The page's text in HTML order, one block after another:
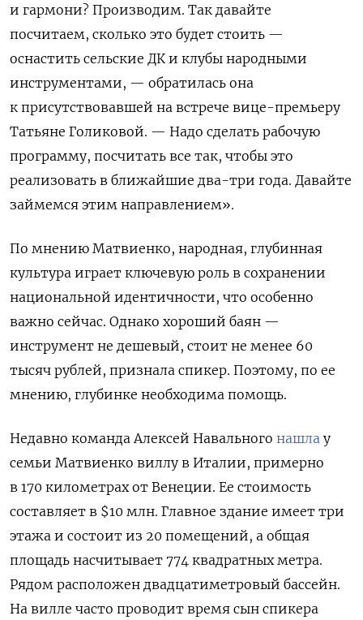
и гармони? Производим. Так давайте
посчитаем, сколько это будет стоить —
оснастить сельские ДК и клубы народными
инструментами, — обратилась она
к присутствовавшей на встрече вице-премьеру
Татьяне Голиковой. — Надо сделать рабочую
программу, посчитать все так, чтобы это
реализовать в ближайшие два-три года. Давайте
займемся этим направлением».
По мнению Матвиенко, народная, глубинная
культура играет ключевую роль в сохранении
национальной идентичности, что особенно
важно сейчас. Однако хороший баян —
инструмент не дешевый, стоит не менее 60
тысяч рублей, признала спикер. Поэтому, по ее
мнению, глубинке необходима помощь.
Недавно команда Алексей Навального нашла у
семьи Матвиенко виллу в Италии, примерно
в 170 километрах от Венеции. Ее стоимость
составляет в $10 млн. Главное здание имеет три
этажа и состоит из 20 помещений, а общая
площадь насчитывает 774 квадратных метра.
Рядом расположен двадцатиметровый бассейн.
На вилле часто проводит время сын спикера